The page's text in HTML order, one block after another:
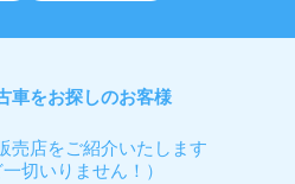
車をお探しのお客様
売店をご紹介いたします
切いりません！）